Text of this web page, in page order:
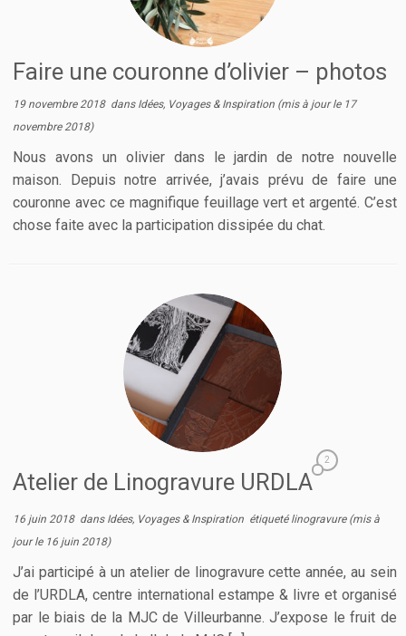
Faire une couronne d’olivier – photos
19 novembre 2018dans Idées, Voyages & Inspiration (mis à jour le 17
novembre 2018)
Nous avons un olivier dans le jardin de notre nouvelle
maison. Depuis notre arrivée, j’avais prévu de faire une
couronne avec ce magnifique feuillage vert et argenté. C’est
chose faite avec la participation dissipée du chat.
Atelier de Linogravure URDLA
2
16 juin 2018dans Idées, Voyages & Inspiration étiqueté linogravure (mis à
jour le 16 juin 2018)
J’ai participé à un atelier de linogravure cette année, au sein
de l’URDLA, centre international estampe & livre et organisé
par le biais de la MJC de Villeurbanne. J’expose le fruit de